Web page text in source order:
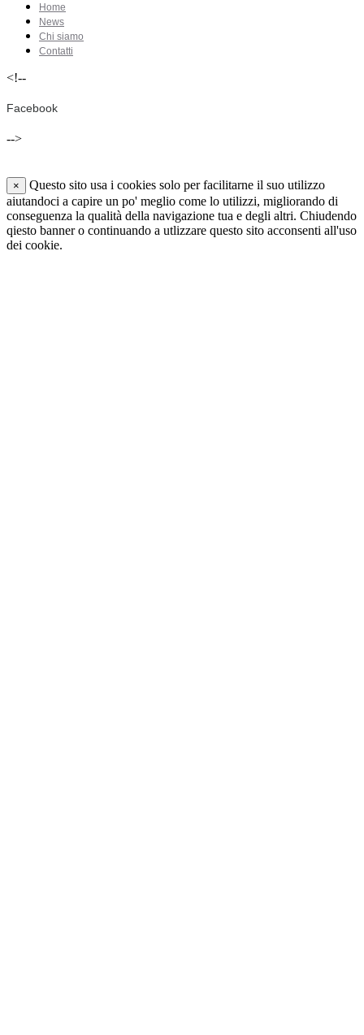
Home
News
Chi siamo
Contatti
<!--
Facebook
-->
×
Questo sito usa i cookies solo per facilitarne il suo utilizzo
aiutandoci a capire un po' meglio come lo utilizzi, migliorando di
conseguenza la qualità della navigazione tua e degli altri. Chiudendo
qiesto banner o continuando a utlizzare questo sito acconsenti all'uso
dei cookie.